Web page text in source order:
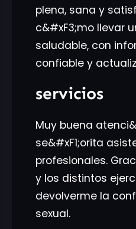
plena, sana y
c&#xF3;mo llevar
saludable, con
confiable y
servicios
Muy buena
se&#xF1;orita
profesionales.
y los distintos
devolverme la
sexual.